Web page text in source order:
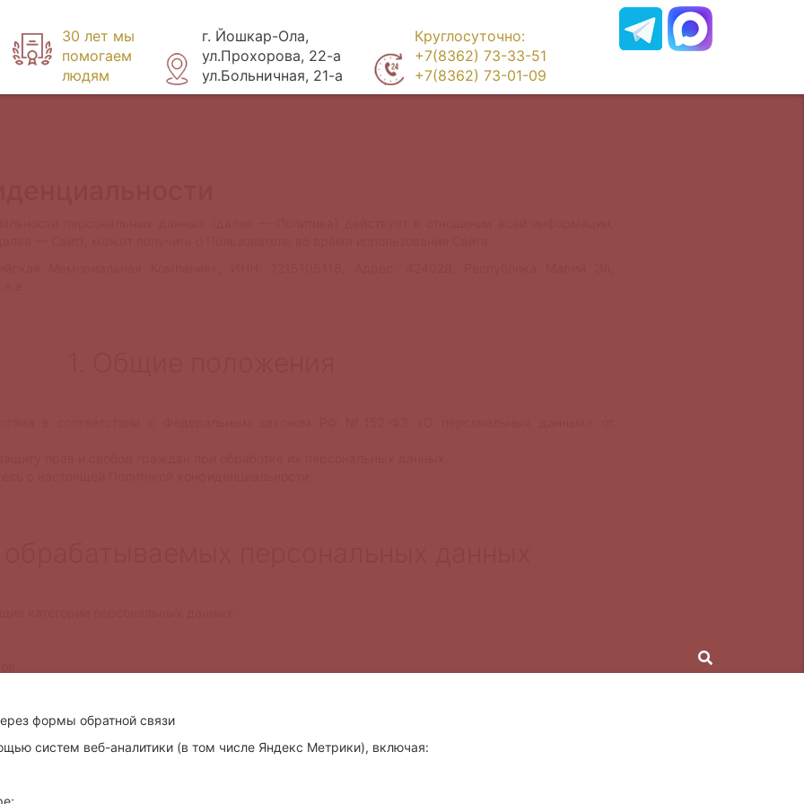
30 лет мы
помогаем
людям
г. Йошкар-Ола,
ул.Прохорова, 22-а
ул.Больничная, 21-а
Круглосуточно:
+7(8362) 73-33-51
+7(8362) 73-01-09
персональных данных (далее — Политика) действует в отношении всей информации,
в соответствии с Федеральным законом РФ №152-ФЗ «О персональных данных» от
прав и свобод граждан при обработке их персональных данных.
с настоящей Политикой конфиденциальности.
формы обратной связи
систем веб-аналитики (в том числе Яндекс Метрики), включая: